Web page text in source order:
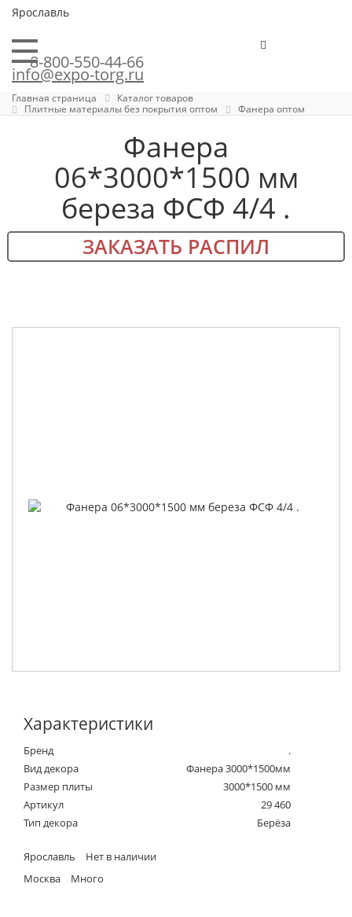
Ярославль
8-800-550-44-66
info@expo-torg.ru
Главная страница
Каталог товаров
Плитные материалы без покрытия оптом
Фанера оптом
Фанера
06*3000*1500 мм
береза ФСФ 4/4 .
ЗАКАЗАТЬ РАСПИЛ
Характеристики
Бренд
.
Вид декора
Фанера 3000*1500мм
Размер плиты
3000*1500 мм
Артикул
29 460
Тип декора
Берёза
Ярославль
Нет в наличии
Москва
Много